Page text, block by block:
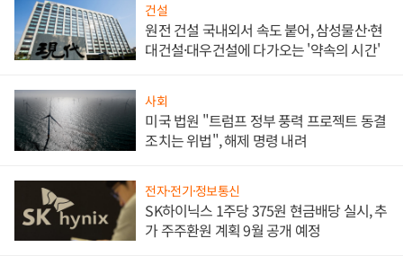
건설
원전 건설 국내외서 속도 붙어, 삼성물산·현
대건설·대우건설에 다가오는 '약속의 시간'
사회
미국 법원 "트럼프 정부 풍력 프로젝트 동결
조치는 위법", 해제 명령 내려
전자·전기·정보통신
SK하이닉스 1주당 375원 현금배당 실시, 추
가 주주환원 계획 9월 공개 예정